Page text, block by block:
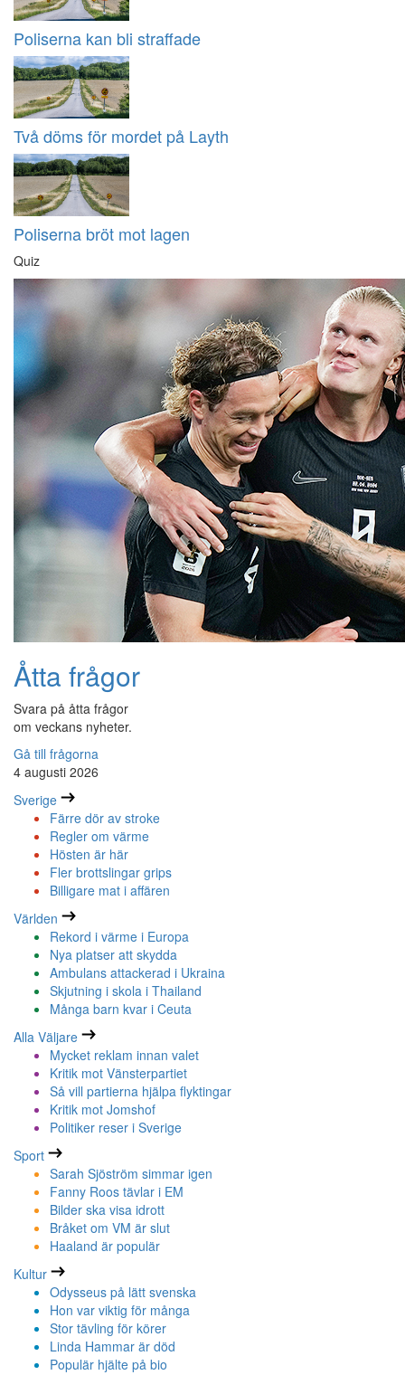
Poliserna kan bli straffade
Två döms för mordet på Layth
Poliserna bröt mot lagen
Quiz
Åtta frågor
Svara på åtta frågor
om veckans nyheter.
Gå till frågorna
4 augusti 2026
Sverige
Färre dör av stroke
Regler om värme
Hösten är här
Fler brottslingar grips
Billigare mat i affären
Världen
Rekord i värme i Europa
Nya platser att skydda
Ambulans attackerad i Ukraina
Skjutning i skola i Thailand
Många barn kvar i Ceuta
Alla Väljare
Mycket reklam innan valet
Kritik mot Vänsterpartiet
Så vill partierna hjälpa flyktingar
Kritik mot Jomshof
Politiker reser i Sverige
Sport
Sarah Sjöström simmar igen
Fanny Roos tävlar i EM
Bilder ska visa idrott
Bråket om VM är slut
Haaland är populär
Kultur
Odysseus på lätt svenska
Hon var viktig för många
Stor tävling för körer
Linda Hammar är död
Populär hjälte på bio